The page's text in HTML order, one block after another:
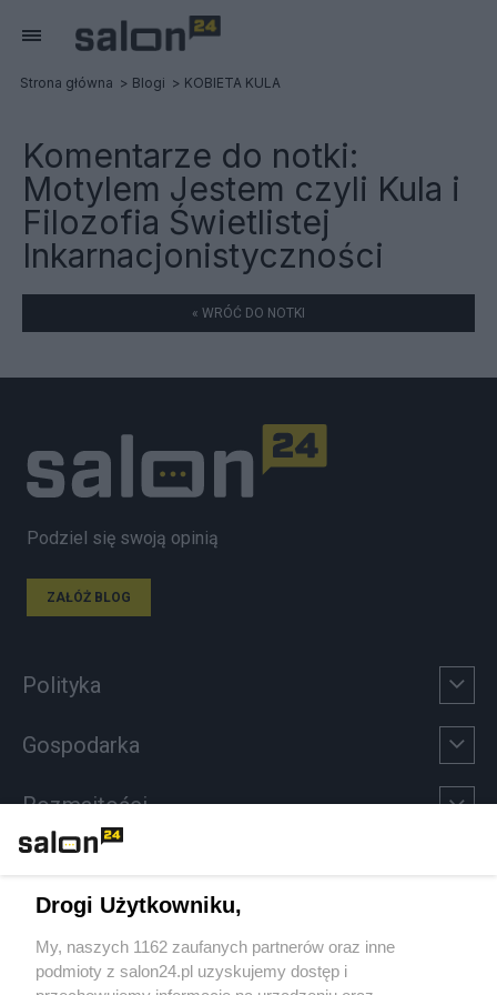
Strona główna Blogi KOBIETA KULA
Komentarze do notki:
Motylem Jestem czyli Kula i
Filozofia Świetlistej
Inkarnacjonistyczności
« WRÓĆ DO NOTKI
Podziel się swoją opinią
ZAŁÓŻ BLOG
Polityka
Gospodarka
Rozmaitości
Sport
Społeczeństwo
Drogi Użytkowniku,
My, naszych 1162 zaufanych partnerów oraz inne
podmioty z salon24.pl uzyskujemy dostęp i